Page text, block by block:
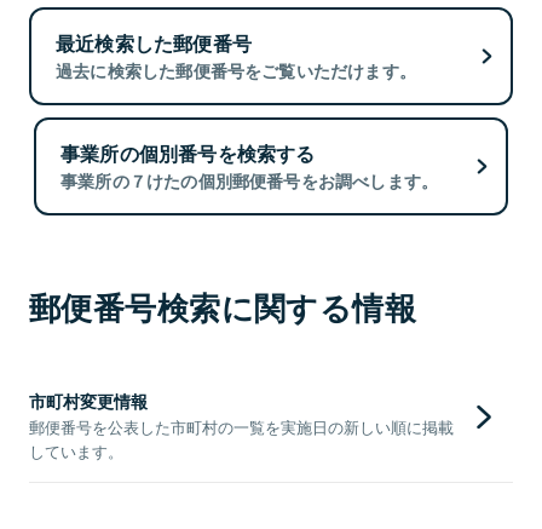
最近検索した郵便番号
過去に検索した郵便番号をご覧いただけます。
事業所の個別番号を検索する
事業所の７けたの個別郵便番号をお調べします。
郵便番号検索に関する情報
市町村変更情報
郵便番号を公表した市町村の一覧を実施日の新しい順に掲載
しています。